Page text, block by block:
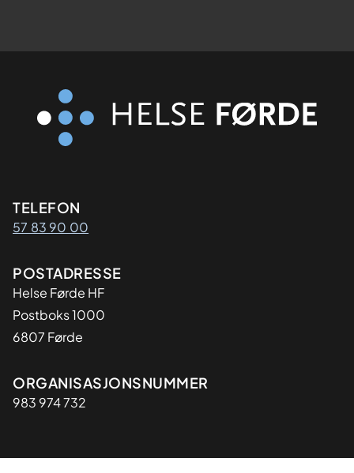
Kontaktinformasjon
TELEFON
57 83 90 00
Adresse
POSTADRESSE
Helse Førde HF
Postboks 1000
6807 Førde
Organisasjon
ORGANISASJONSNUMMER
983 974 732